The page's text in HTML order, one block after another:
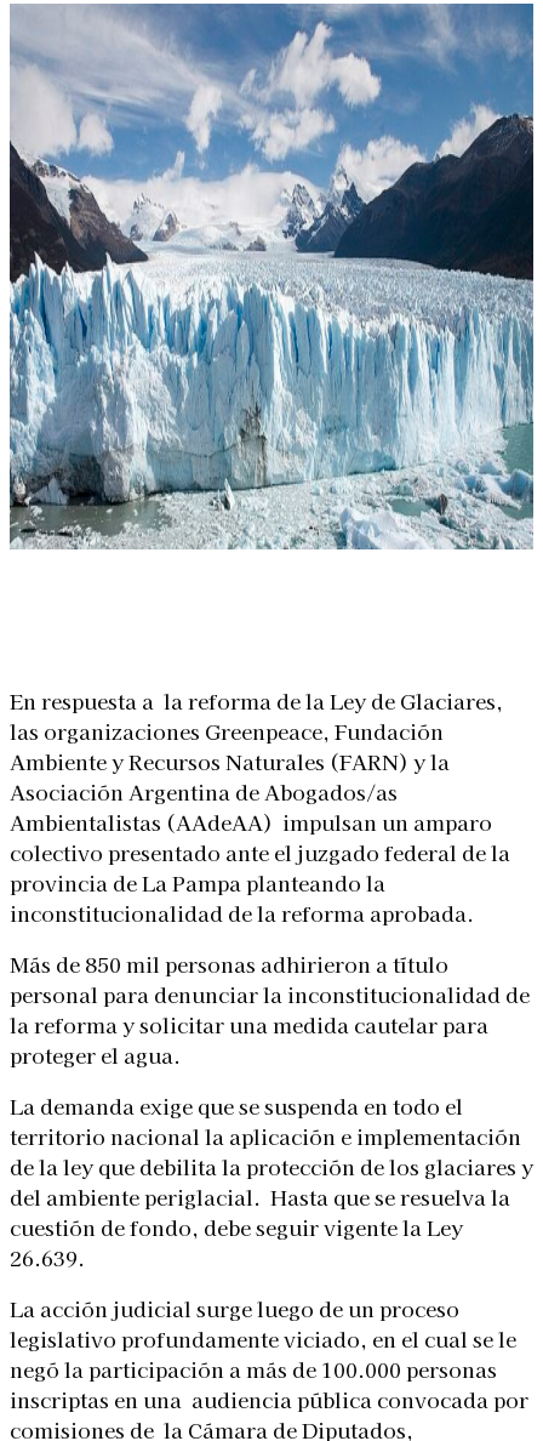
En respuesta a la reforma de la Ley de Glaciares,
las organizaciones Greenpeace, Fundación
Ambiente y Recursos Naturales (FARN) y la
Asociación Argentina de Abogados/as
Ambientalistas (AAdeAA) impulsan un amparo
colectivo presentado ante el juzgado federal de la
provincia de La Pampa planteando la
inconstitucionalidad de la reforma aprobada.
Más de 850 mil personas adhirieron a título
personal para denunciar la inconstitucionalidad de
la reforma y solicitar una medida cautelar para
proteger el agua.
La demanda exige que se suspenda en todo el
territorio nacional la aplicación e implementación
de la ley que debilita la protección de los glaciares y
del ambiente periglacial. Hasta que se resuelva la
cuestión de fondo, debe seguir vigente la Ley
26.639.
La acción judicial surge luego de un proceso
legislativo profundamente viciado, en el cual se le
negó la participación a más de 100.000 personas
inscriptas en una audiencia pública convocada por
comisiones de la Cámara de Diputados,